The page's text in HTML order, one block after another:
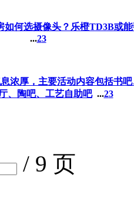
如何选摄像头？乐橙TD3B或
...23
浓厚，主要活动内容包括书
、陶吧、工艺自助吧 ...23
/ 9 页